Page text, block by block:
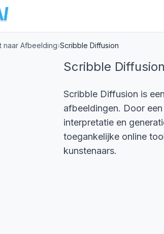
naar Afbeelding›Scribble Diffusion
Scribble Diffusion
Scribble Diffusion is
afbeeldingen. Door
interpretatie en
toegankelijke online
kunstenaars.